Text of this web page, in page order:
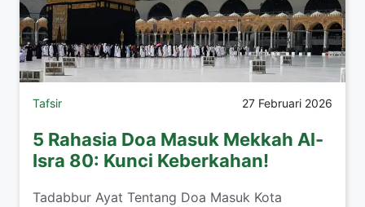
Tafsir 27 Februari 2026
5 Rahasia Doa Masuk Mekkah Al-
Isra 80: Kunci Keberkahan!
Tadabbur Ayat Tentang Doa Masuk Kota